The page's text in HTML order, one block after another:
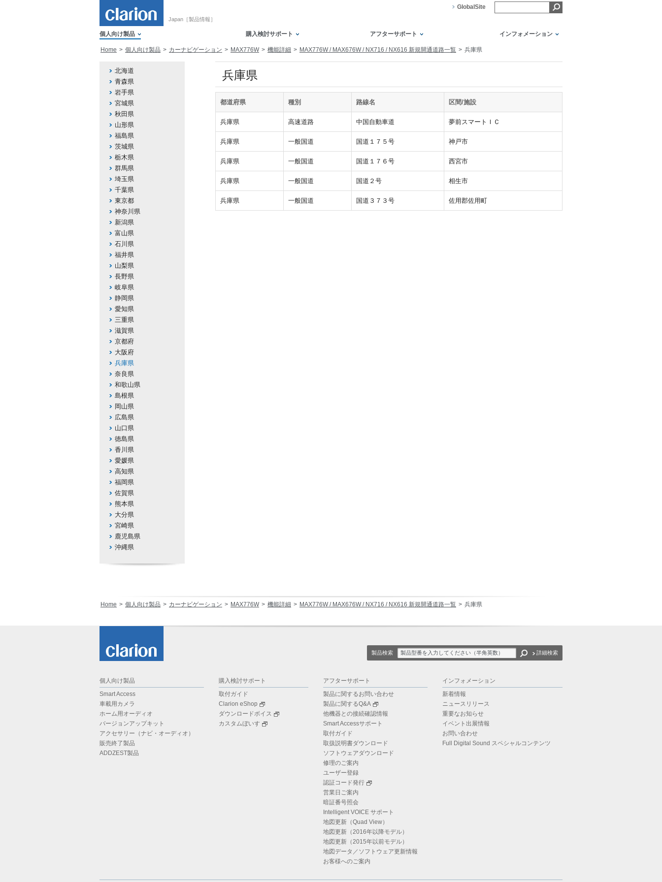
Japan［製品情報］
GlobalSite
個人向け製品 購入検討サポート アフターサポート インフォメーション
Home 個人向け製品 カーナビゲーション MAX776W 機能詳細 MAX776W / MAX676W / NX716 / NX616 新規開通道路一覧 兵庫県
北海道
青森県
岩手県
宮城県
秋田県
山形県
福島県
茨城県
栃木県
群馬県
埼玉県
千葉県
東京都
神奈川県
新潟県
富山県
石川県
福井県
山梨県
長野県
岐阜県
静岡県
愛知県
三重県
滋賀県
京都府
大阪府
兵庫県
奈良県
和歌山県
島根県
岡山県
広島県
山口県
徳島県
香川県
愛媛県
高知県
福岡県
佐賀県
熊本県
大分県
宮崎県
鹿児島県
沖縄県
兵庫県
都道府県 種別 路線名 区間/施設
兵庫県 高速道路 中国自動車道 夢前スマートＩＣ
兵庫県 一般国道 国道１７５号 神戸市
兵庫県 一般国道 国道１７６号 西宮市
兵庫県 一般国道 国道２号 相生市
兵庫県 一般国道 国道３７３号 佐用郡佐用町
Home 個人向け製品 カーナビゲーション MAX776W 機能詳細 MAX776W / MAX676W / NX716 / NX616 新規開通道路一覧 兵庫県
製品検索 詳細検索
個人向け製品
Smart Access
車載用カメラ
ホーム用オーディオ
バージョンアップキット
アクセサリー（ナビ・オーディオ）
販売終了製品
ADDZEST製品
購入検討サポート
取付ガイド
Clarion eShop
ダウンロードボイス
カスタムぼいす
アフターサポート
製品に関するお問い合わせ
製品に関するQ&A
他機器との接続確認情報
Smart Accessサポート
取付ガイド
取扱説明書ダウンロード
ソフトウェアダウンロード
修理のご案内
ユーザー登録
認証コード発行
営業日ご案内
暗証番号照会
Intelligent VOICE サポート
地図更新（Quad View）
地図更新（2016年以降モデル）
地図更新（2015年以前モデル）
地図データ／ソフトウェア更新情報
お客様へのご案内
インフォメーション
新着情報
ニュースリリース
重要なお知らせ
イベント出展情報
お問い合わせ
Full Digital Sound スペシャルコンテンツ